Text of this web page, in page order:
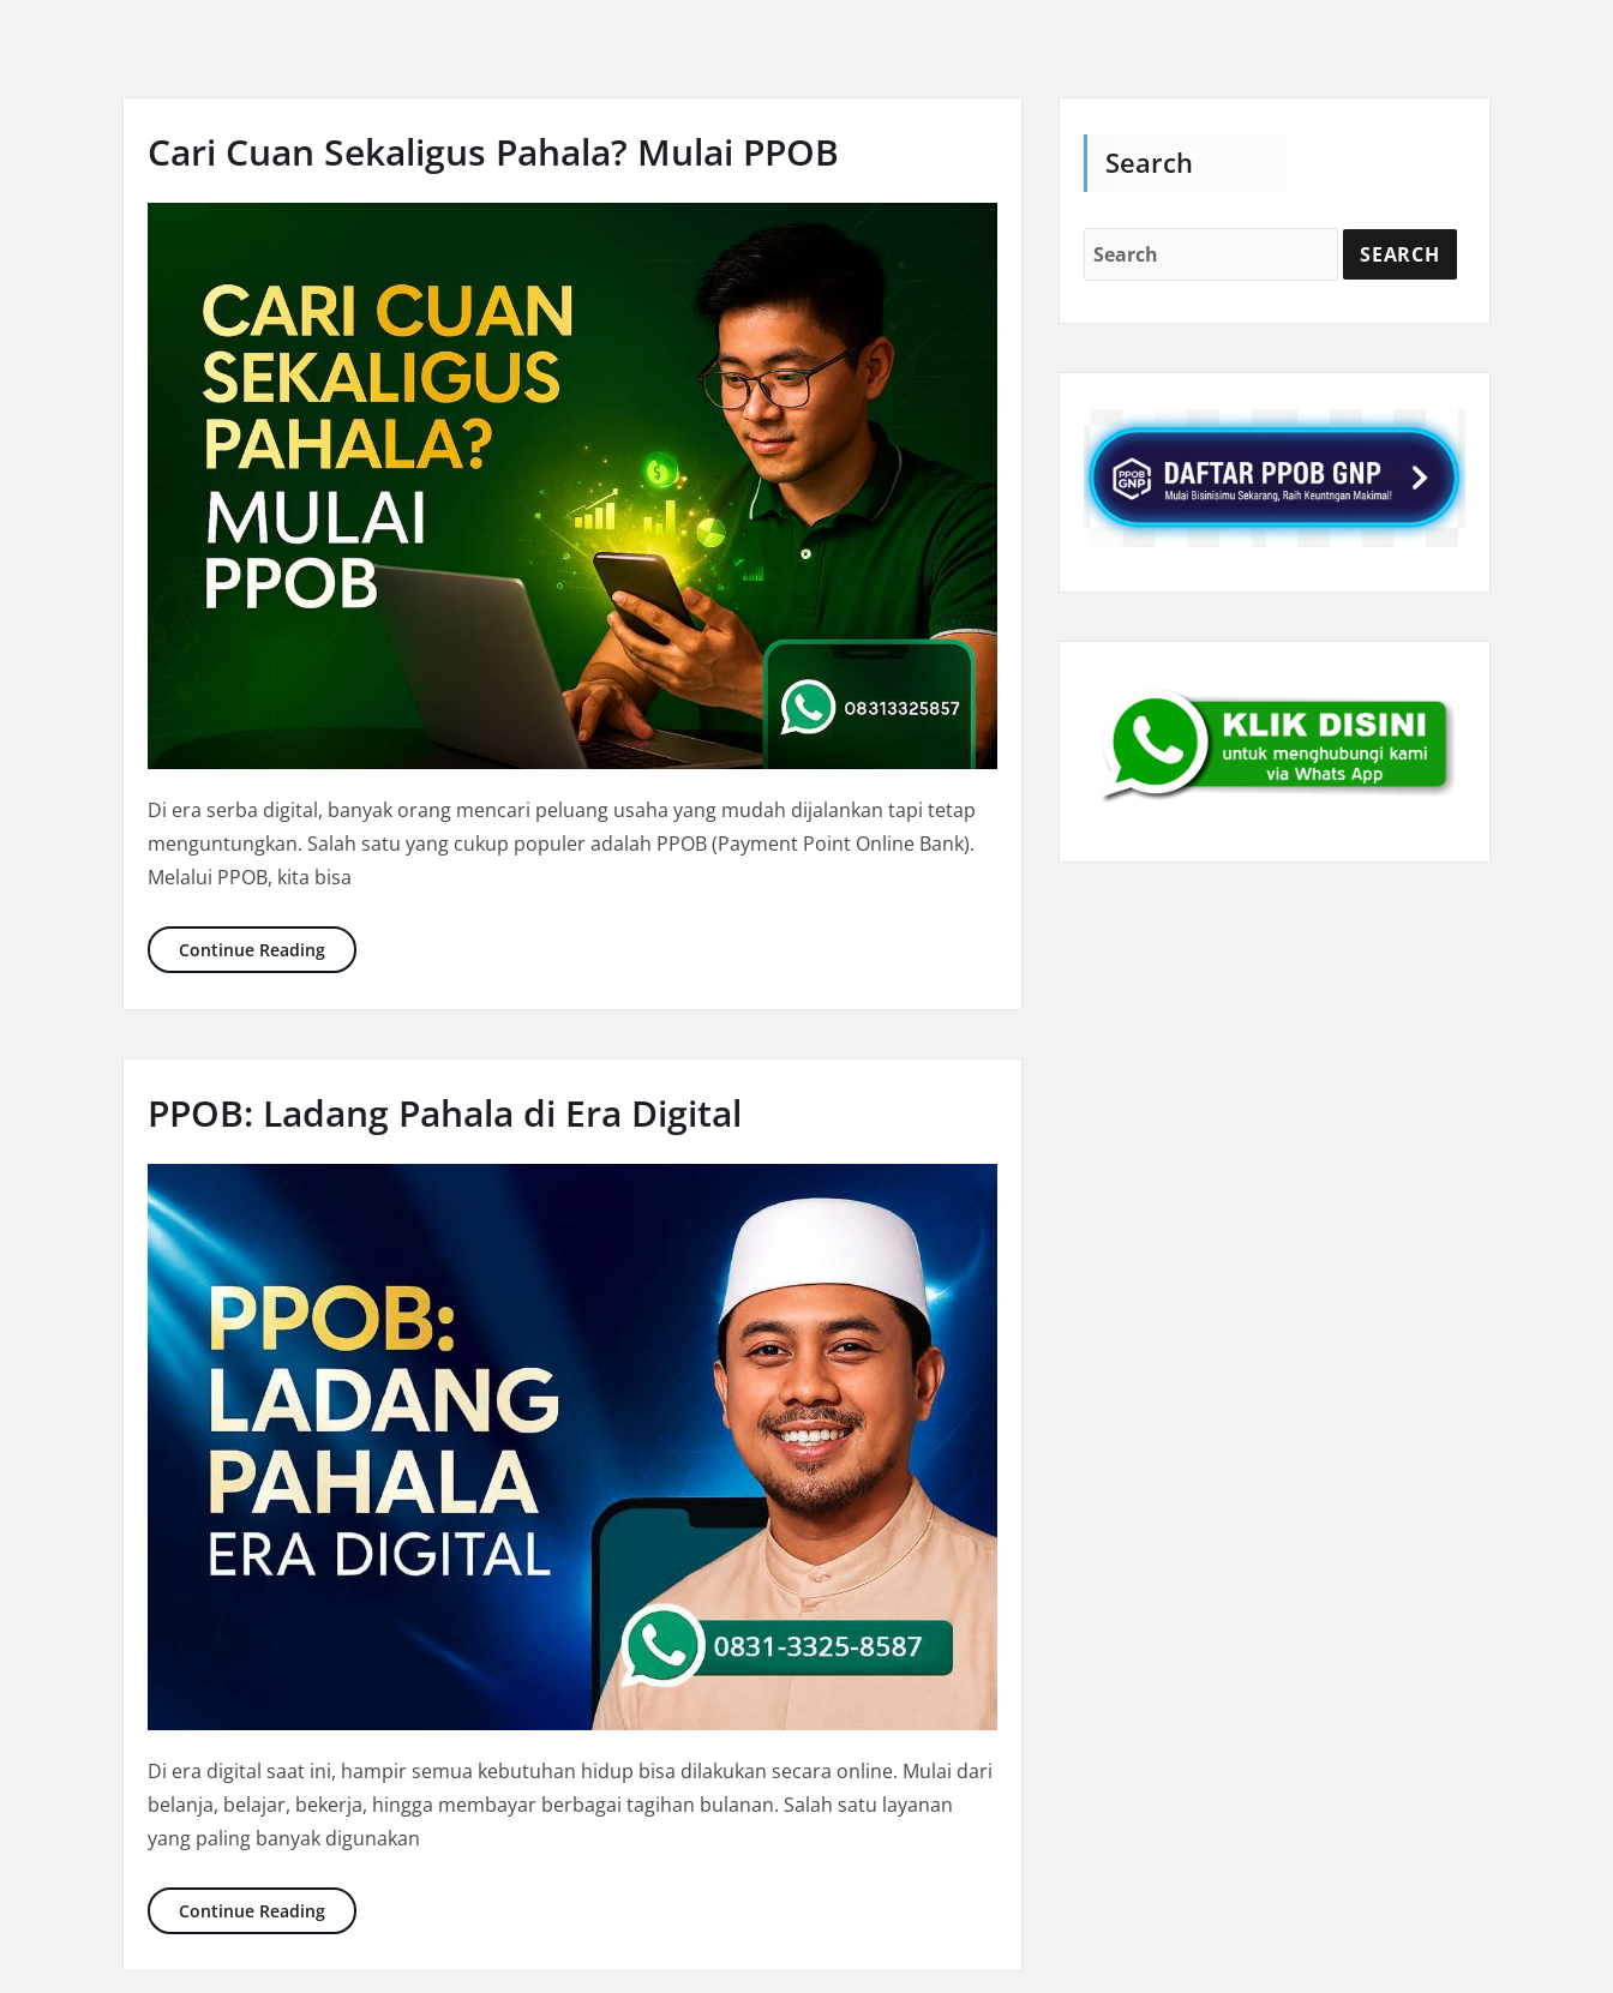
Cari Cuan Sekaligus Pahala? Mulai PPOB
Di era serba digital, banyak orang mencari peluang usaha yang mudah dijalankan tapi tetap
menguntungkan. Salah satu yang cukup populer adalah PPOB (Payment Point Online Bank).
Melalui PPOB, kita bisa
Continue ReadingCari Cuan Sekaligus Pahala? Mulai PPOB
PPOB: Ladang Pahala di Era Digital
Di era digital saat ini, hampir semua kebutuhan hidup bisa dilakukan secara online. Mulai dari
belanja, belajar, bekerja, hingga membayar berbagai tagihan bulanan. Salah satu layanan
yang paling banyak digunakan
Continue ReadingPPOB: Ladang Pahala di Era Digital
Search